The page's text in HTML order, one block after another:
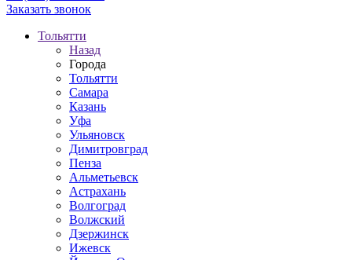
Заказать звонок
Тольятти
Назад
Города
Тольятти
Самара
Казань
Уфа
Ульяновск
Димитровград
Пенза
Альметьевск
Астрахань
Волгоград
Волжский
Дзержинск
Ижевск